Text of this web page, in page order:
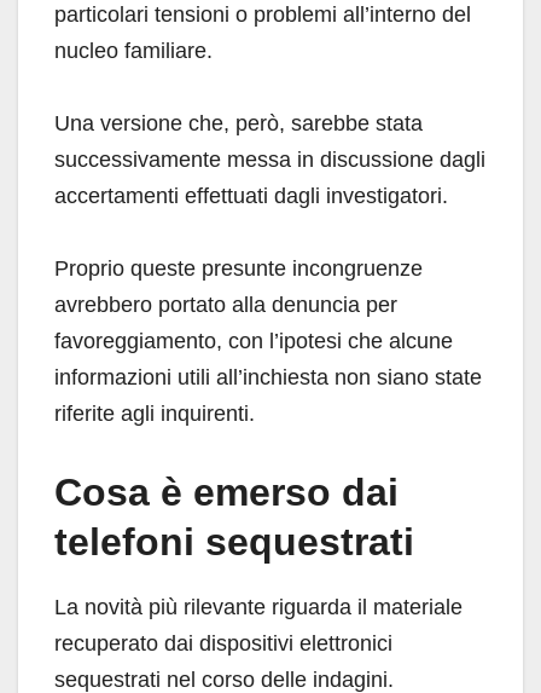
particolari tensioni o problemi all’interno del
nucleo familiare.
Una versione che, però, sarebbe stata
successivamente messa in discussione dagli
accertamenti effettuati dagli investigatori.
Proprio queste presunte incongruenze
avrebbero portato alla denuncia per
favoreggiamento, con l’ipotesi che alcune
informazioni utili all’inchiesta non siano state
riferite agli inquirenti.
Cosa è emerso dai
telefoni sequestrati
La novità più rilevante riguarda il materiale
recuperato dai dispositivi elettronici
sequestrati nel corso delle indagini.